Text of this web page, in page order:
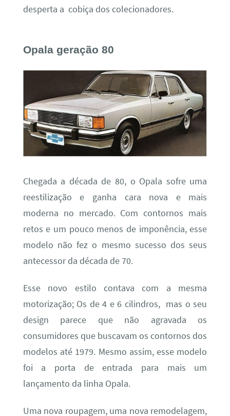
desperta a cobiça dos colecionadores.
Opala geração 80
Chegada a década de 80, o Opala sofre uma
reestilização e ganha cara nova e mais
moderna no mercado. Com contornos mais
retos e um pouco menos de imponência, esse
modelo não fez o mesmo sucesso dos seus
antecessor da década de 70.
Esse novo estilo contava com a mesma
motorização; Os de 4 e 6 cilindros, mas o seu
design parece que não agravada os
consumidores que buscavam os contornos dos
modelos até 1979. Mesmo assim, esse modelo
foi a porta de entrada para mais um
lançamento da linha Opala.
Uma nova roupagem, uma nova remodelagem,